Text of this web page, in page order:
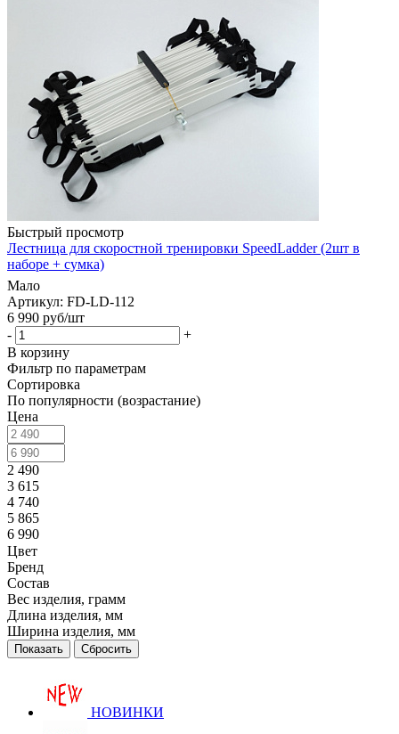
Быстрый просмотр
Лестница для скоростной тренировки SpeedLadder (2шт в
наборе + сумка)
Мало
Артикул: FD-LD-112
6 990 руб/шт
-
+
В корзину
Фильтр по параметрам
Сортировка
По популярности (возрастание)
Цена
2 490
3 615
4 740
5 865
6 990
Цвет
Бренд
Состав
Вес изделия, грамм
Длина изделия, мм
Ширина изделия, мм
Сбросить
НОВИНКИ